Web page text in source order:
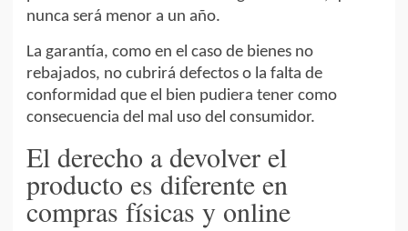
nunca será menor a un año.
La garantía, como en el caso de bienes no
rebajados, no cubrirá defectos o la falta de
conformidad que el bien pudiera tener como
consecuencia del mal uso del consumidor.
El derecho a devolver el
producto es diferente en
compras físicas y online